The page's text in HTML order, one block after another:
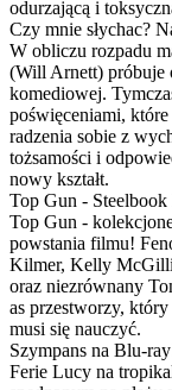
odurzającą i
Czy mnie słychac?
W obliczu rozpadu
(Will Arnett) próbuje
komediowej.
poświęceniami,
radzenia sobie z
tożsamości i
nowy kształt.
Top Gun -
Top Gun -
powstania filmu!
Kilmer, Kelly
oraz niezrównany
as przestworzy,
musi się nauczyć.
Szympans na Blu-
Ferie Lucy na